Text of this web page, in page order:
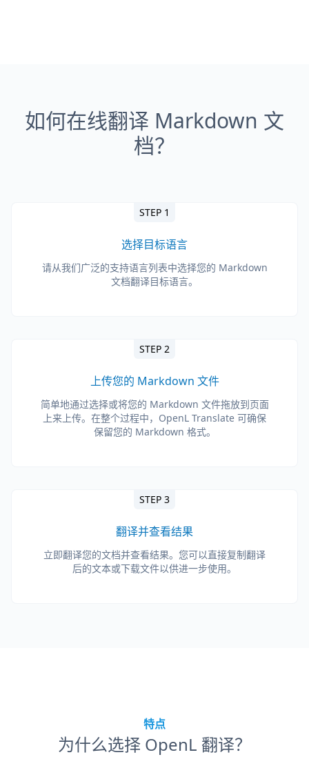
如何在线翻译 Markdown 文
档？
STEP 1
选择目标语言
请从我们广泛的支持语言列表中选择您的 Markdown
文档翻译目标语言。
STEP 2
上传您的 Markdown 文件
简单地通过选择或将您的 Markdown 文件拖放到页面
上来上传。在整个过程中，OpenL Translate 可确保
保留您的 Markdown 格式。
STEP 3
翻译并查看结果
立即翻译您的文档并查看结果。您可以直接复制翻译
后的文本或下载文件以供进一步使用。
特点
为什么选择 OpenL 翻译？